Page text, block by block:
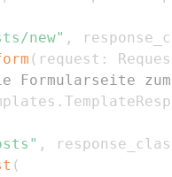
new" ,
( request :
Formularseite
.
,
(